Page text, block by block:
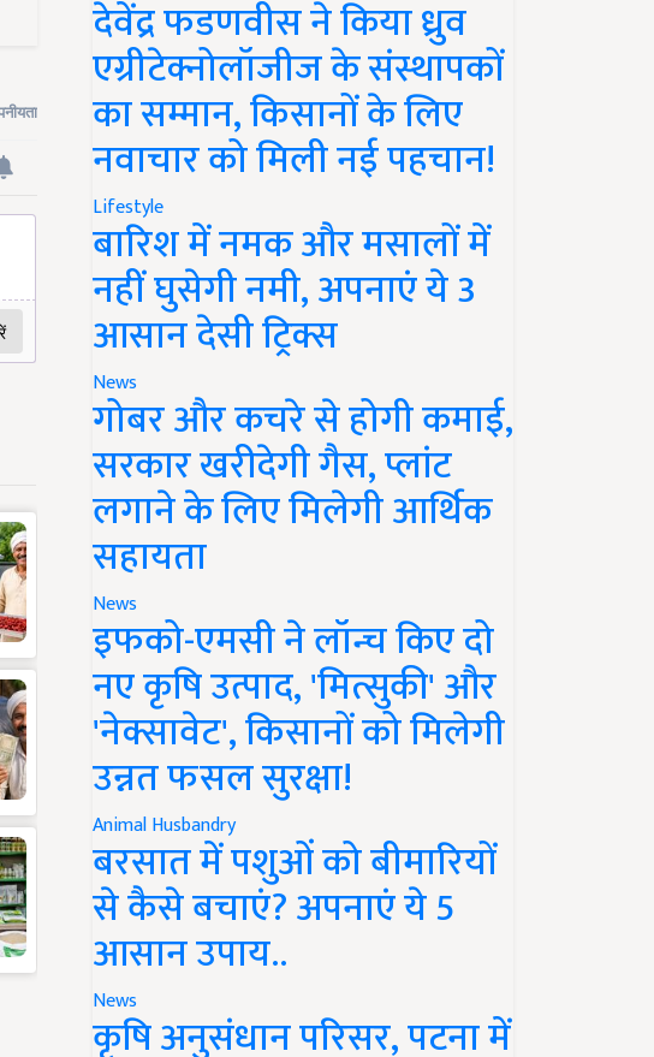
देवेंद्र फडणवीस ने किया ध्रुव
एग्रीटेक्नोलॉजीज के संस्थापकों
का सम्मान, किसानों के लिए
नवाचार को मिली नई पहचान!
Lifestyle
बारिश में नमक और मसालों में
नहीं घुसेगी नमी, अपनाएं ये 3
आसान देसी ट्रिक्स
News
गोबर और कचरे से होगी कमाई,
सरकार खरीदेगी गैस, प्लांट
लगाने के लिए मिलेगी आर्थिक
सहायता
News
इफको-एमसी ने लॉन्च किए दो
नए कृषि उत्पाद, 'मित्सुकी' और
'नेक्सावेट', किसानों को मिलेगी
उन्नत फसल सुरक्षा!
Animal Husbandry
बरसात में पशुओं को बीमारियों
से कैसे बचाएं? अपनाएं ये 5
आसान उपाय..
News
कृषि अनुसंधान परिसर, पटना में